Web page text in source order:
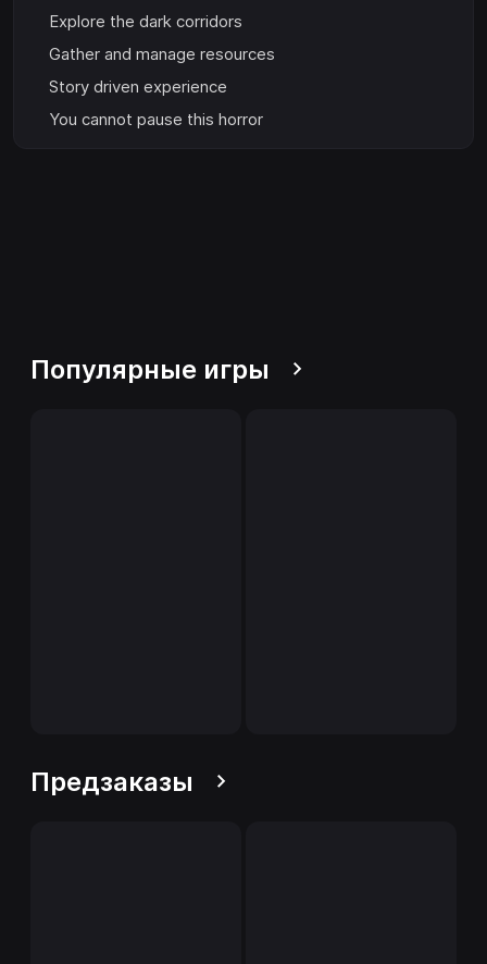
Explore the dark corridors
Gather and manage resources
Story driven experience
You cannot pause this horror
Популярные игры
Предзаказы